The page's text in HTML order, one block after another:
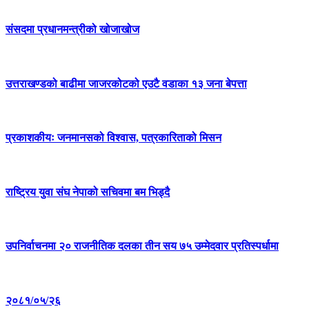
संसदमा प्रधानमन्त्रीको खोजाखोज
उत्तराखण्डको बाढीमा जाजरकोटको एउटै वडाका १३ जना बेपत्ता
प्रकाशकीयः जनमानसको विश्वास, पत्रकारिताको मिसन
राष्ट्रिय युवा संघ नेपाको सचिवमा बम भिड्दै
उपनिर्वाचनमा २० राजनीतिक दलका तीन सय ७५ उम्मेदवार प्रतिस्पर्धामा
२०८१/०५/२६